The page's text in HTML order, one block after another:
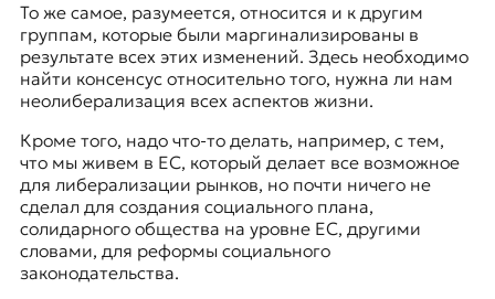
То же самое, разумеется, относится и к другим
группам, которые были маргинализированы в
результате всех этих изменений. Здесь необходимо
найти консенсус относительно того, нужна ли нам
неолиберализация всех аспектов жизни.
Кроме того, надо что-то делать, например, с тем,
что мы живем в ЕС, который делает все возможное
для либерализации рынков, но почти ничего не
сделал для создания социального плана,
солидарного общества на уровне ЕС, другими
словами, для реформы социального
законодательства.